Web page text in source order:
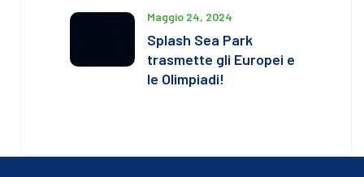
Maggio 24, 2024
Splash Sea Park
trasmette gli Europei e
le Olimpiadi!